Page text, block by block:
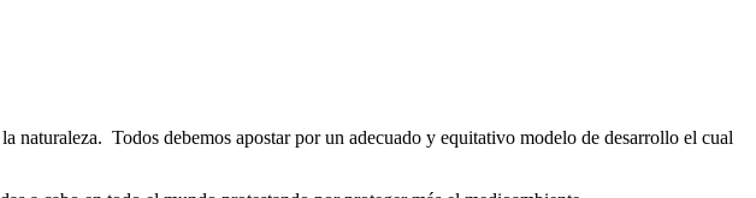
Todos debemos apostar por un adecuado y equitativo modelo de desarrollo el cual